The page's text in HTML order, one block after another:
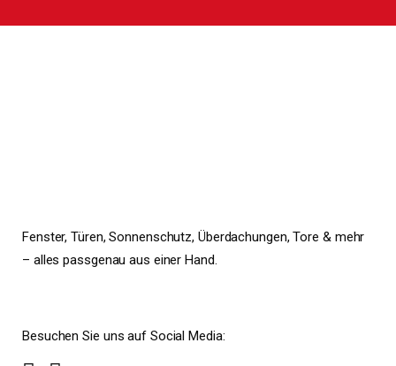
Fenster, Türen, Sonnenschutz, Überdachungen, Tore & mehr
– alles passgenau aus einer Hand.
Besuchen Sie uns auf Social Media: